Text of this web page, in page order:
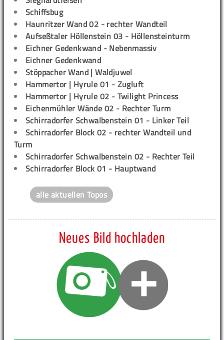
Schiffsbug
Haunritzer Wand 02 - rechter Wandteil
Aufseßtaler Höllenstein 03 - Höllensteinturm
Eichner Gedenkwand - Nebenmassiv
Eichner Gedenkwand
Stöppacher Wand | Waldjuwel
Hammertor | Hyrule 01 - Zugluft
Hammertor | Hyrule 02 - Twilight Princess
Eichenmühler Wände 02 - Rechter Turm
Schirradorfer Schwalbenstein 01 - Linker Teil
Schirradorfer Block 02 - rechter Wandteil und
Turm
Schirradorfer Schwalbenstein 02 - Rechter Teil
Schirradorfer Block 01 - Hauptwand
alle aktuellen Topos
Neues Bild hochladen